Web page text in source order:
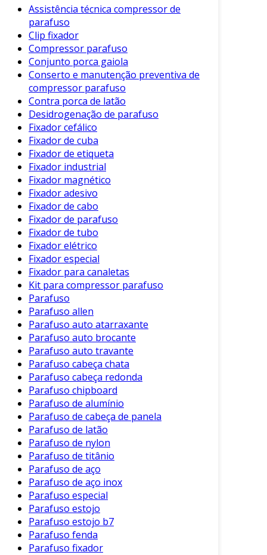
Recessão Philips: O design do encaixe
Philips proporciona melhor aderência ao
uso de chaves de fenda, reduzindo a
chance de escorregamento.
Material: Geralmente feitos de aço
carbono ou inox, oferecem resistência e
durabilidade em diferentes ambientes.
Dimensões Variadas: Disponíveis em
diversos tamanhos e diâmetros,
facilitando a escolha para diferentes
aplicações.
Além disso, a variedade de acabamentos, como
zincado ou niquelado, proporciona proteção
contra corrosão, aumentando sua vida útil.
Benefícios do Uso de Parafuso
Philips Cabeça Chata
Ao optar pelo parafuso Philips com cabeça
chata, você garante inúmeros benefícios, como:
Facilidade de Instalação
ergonômico do encaixe permite uma
instalação rápida e eficiente.
Estética Melhorada: A cabeça plana fica
alinhada à superfície, proporcionando um
acabamento mais elegante.
Redução de Danos: Ao assentar planos, a
probabilidade de danificar a superfície é
significativamente reduzida.
Versatilidade de Aplicação
utilizado em madeira, plástico e metal,
adaptando-se a variadas necessidades.
A adoção desses parafusos se dá em setores
como móveis, eletrodomésticos e construção
civil, onde a eficiência e a estética são
Assistência técnica compressor de
parafuso
Clip fixador
Compressor parafuso
Conjunto porca gaiola
Conserto e manutenção preventiva de
compressor parafuso
Contra porca de latão
Desidrogenação de parafuso
Fixador cefálico
Fixador de cuba
Fixador de etiqueta
Fixador industrial
Fixador magnético
Fixador adesivo
Fixador de cabo
Fixador de parafuso
Fixador de tubo
Fixador elétrico
Fixador especial
Fixador para canaletas
Kit para compressor parafuso
Parafuso
Parafuso allen
Parafuso auto atarraxante
Parafuso auto brocante
Parafuso auto travante
Parafuso cabeça chata
Parafuso cabeça redonda
Parafuso chipboard
Parafuso de alumínio
Parafuso de cabeça de panela
Parafuso de latão
Parafuso de nylon
Parafuso de titânio
Parafuso de aço
Parafuso de aço inox
Parafuso especial
Parafuso estojo
Parafuso estojo b7
Parafuso fenda
Parafuso fixador